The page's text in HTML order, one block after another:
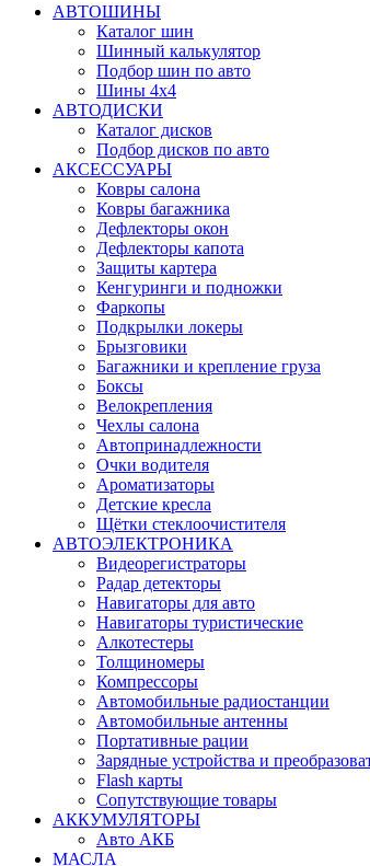
АВТОШИНЫ
Каталог шин
Шинный калькулятор
Подбор шин по авто
Шины 4x4
АВТОДИСКИ
Каталог дисков
Подбор дисков по авто
АКСЕССУАРЫ
Ковры салона
Ковры багажника
Дефлекторы окон
Дефлекторы капота
Защиты картера
Кенгуринги и подножки
Фаркопы
Подкрылки локеры
Брызговики
Багажники и крепление груза
Боксы
Велокрепления
Чехлы салона
Автопринадлежности
Очки водителя
Ароматизаторы
Детские кресла
Щётки стеклоочистителя
АВТОЭЛЕКТРОНИКА
Видеорегистраторы
Радар детекторы
Навигаторы для авто
Навигаторы туристические
Алкотестеры
Толщиномеры
Компрессоры
Автомобильные радиостанции
Автомобильные антенны
Портативные рации
Зарядные устройства и
Flash карты
Сопутствующие товары
АККУМУЛЯТОРЫ
Авто АКБ
МАСЛА